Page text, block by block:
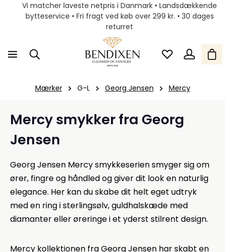
Vi matcher laveste netpris i Danmark • Landsdækkende
bytteservice • Fri fragt ved køb over 299 kr. • 30 dages
returret
Mærker G-L Georg Jensen Mercy
Mercy smykker fra Georg
Jensen
Georg Jensen Mercy smykkeserien smyger sig om
ører, fingre og håndled og giver dit look en naturlig
elegance. Her kan du skabe dit helt eget udtryk
med en ring i sterlingsølv, guldhalskæde med
diamanter eller øreringe i et yderst stilrent design.
Mercy kollektionen fra Georg Jensen har skabt en